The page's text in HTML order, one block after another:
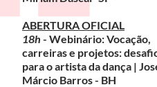
ABERTURA OFICIAL
18h - Webinário: Vocação,
carreiras e projetos:
para o artista da dança |
Márcio Barros - BH